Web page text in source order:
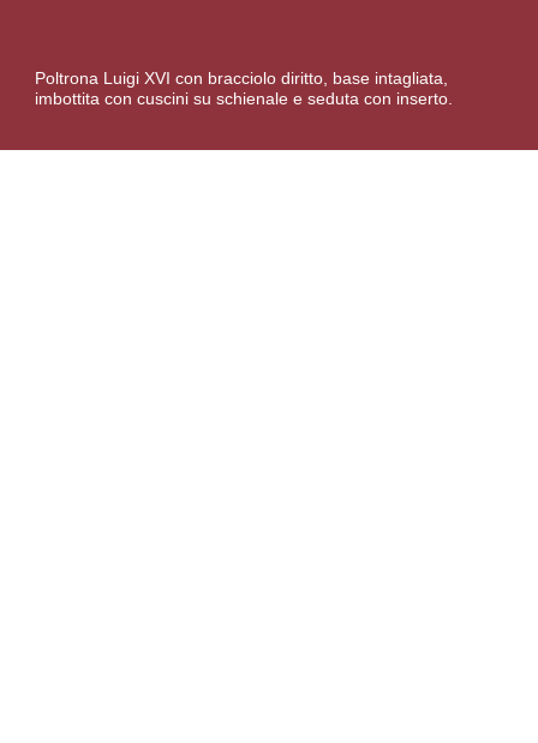
Poltrona Luigi XVI con bracciolo diritto, base intagliata,
imbottita con cuscini su schienale e seduta con inserto.